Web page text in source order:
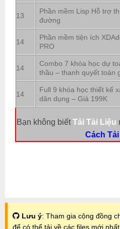
13
Phần mềm Lisp Hỗ trợ
đường
14
Phần mềm tiện ích
PRO
14
Combo 7 khóa học dự
thầu – thanh quyết toán
14
Full 9 khóa học thiết kế
dân dụng – Giá 199K
Bạn không biếtTải Tài Liệu
Cách
Lưu ý: Tham gia cộng đồng
để có thể tải về các files mới